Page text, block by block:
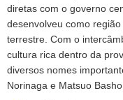
diretas com o governo
desenvolveu como
terrestre. Com o
cultura rica dentro da
diversos nomes
Norinaga e Matsuo Basho.